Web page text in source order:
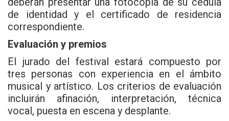
de identidad y el certificado de residencia
correspondiente.
Evaluación y premios
El jurado del festival estará compuesto por
tres personas con experiencia en el ámbito
musical y artístico. Los criterios de evaluación
incluirán afinación, interpretación, técnica
vocal, puesta en escena y desplante.